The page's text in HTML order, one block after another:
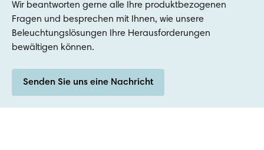
Wir beantworten gerne alle Ihre produktbezogenen
Fragen und besprechen mit Ihnen, wie unsere
Beleuchtungslösungen Ihre Herausforderungen
bewältigen können.
Senden Sie uns eine Nachricht